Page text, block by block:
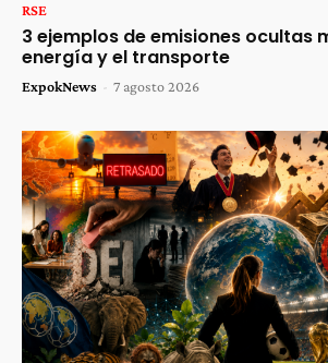
RSE
3 ejemplos de emisiones ocultas
energía y el transporte
ExpokNews - 7 agosto 2026